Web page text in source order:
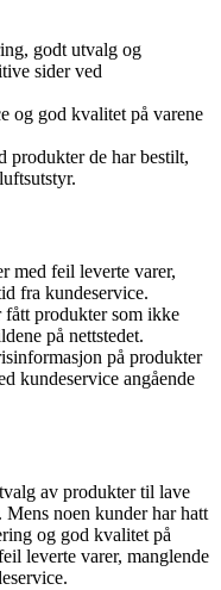
godt utvalg og
sider ved
og god kvalitet på varene
produkter de har bestilt,
med feil leverte varer,
fra kundeservice.
produkter som ikke
på nettstedet.
på produkter
kundeservice angående
av produkter til lave
Mens noen kunder har hatt
og god kvalitet på
leverte varer, manglende